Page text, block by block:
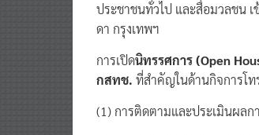
ดา กรุงเทพฯ
กสทช.ที่สำคัญในด้านกิจการโท
(1) การติดตามและประเมินผล